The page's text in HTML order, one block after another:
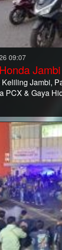
09:07
Jambi
Jambi,
PCX & Gaya